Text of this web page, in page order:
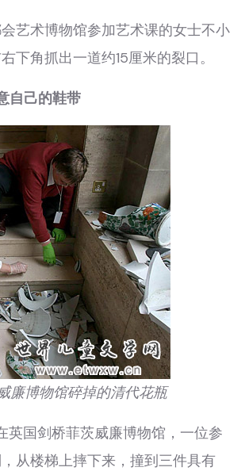
术博物馆参加艺术课的女士不小
下角抓出一道约15厘米的裂口。
自己的鞋带
廉博物馆碎掉的清代花瓶
国剑桥菲茨威廉博物馆，一位参
从楼梯上摔下来，撞到三件具有